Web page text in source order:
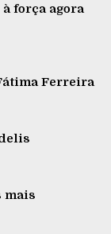
à força agora
Ferreira
mais